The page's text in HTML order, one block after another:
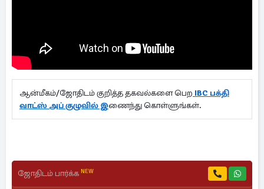
ஆன்மீகம்/ஜோதிடம் குறித்த தகவல்களை பெற IBC பக்தி
வாட்ஸ் அப் குழுவில் இணைந்து கொள்ளுங்கள்.
ஜோதிடம் பார்க்க NEW